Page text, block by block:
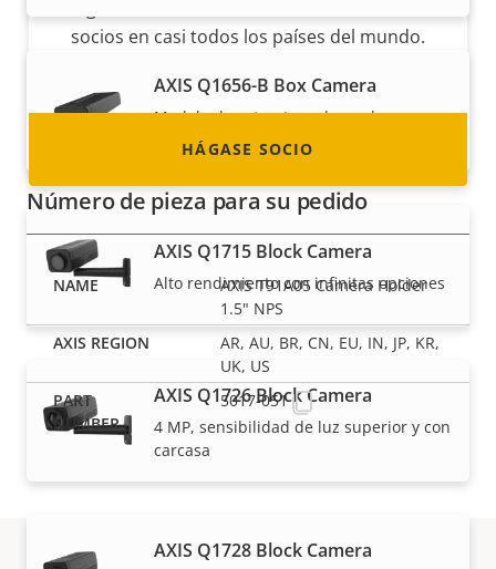
AXIS Q1656-B Box Camera
Modelo de estructura desnuda para
interiores en 4 MP
AXIS Q1715 Block Camera
Alto rendimiento con infinitas opciones
AXIS Q1726 Block Camera
4 MP, sensibilidad de luz superior y con
carcasa
AXIS Q1728 Block Camera
socios en casi todos los países del mundo.
HÁGASE SOCIO
Número de pieza para su pedido
AXIS T91A05 Camera Holder
1.5" NPS
AR, AU, BR, CN, EU, IN, JP, KR,
UK, US
5017-051